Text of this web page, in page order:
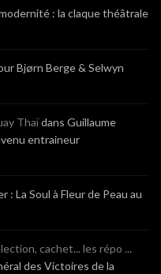
: la claque théâtrale
Bjørn Berge & Selwyn
Thaïdans Guillaume
entraineur
: La Soul à Fleur de Peau au
cachet... les répo ...
des Victoires de la